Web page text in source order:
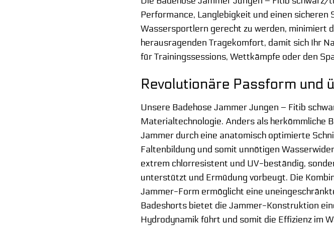
Performance, Langlebigkeit und einen
Wassersportlern gerecht zu werden, minimiert
herausragenden Tragekomfort, damit sich Ihr
für Trainingssessions, Wettkämpfe oder den
Revolutionäre Passform und
Unsere Badehose Jammer Jungen – Fitib
Materialtechnologie. Anders als herkömmliche
Jammer durch eine anatomisch optimierte
Faltenbildung und somit unnötigen
extrem chlorresistent und UV-beständig,
unterstützt und Ermüdung vorbeugt. Die
Jammer-Form ermöglicht eine
Badeshorts bietet die Jammer-Konstruktion
Hydrodynamik führt und somit die Effizienz im